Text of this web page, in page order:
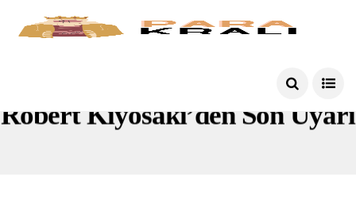
Robert Kiyosaki’den Son Uyarı